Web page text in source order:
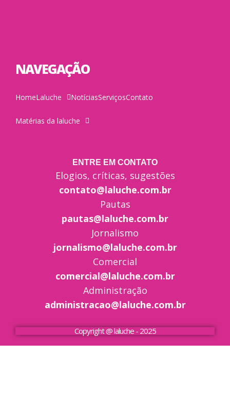
NAVEGAÇÃO
HomeLaluche NotíciasServiçosContato
Matérias da laluche
ENTRE EM CONTATO
Elogios, críticas, sugestões
contato@laluche.com.br
Pautas
pautas@laluche.com.br
Jornalismo
jornalismo@laluche.com.br
Comercial
comercial@laluche.com.br
Administração
administracao@laluche.com.br
Copyright @ laluche - 2025